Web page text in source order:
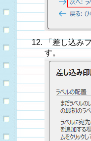
「差し込み
す。